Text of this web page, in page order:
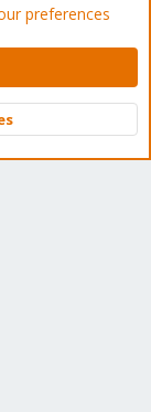
Home
Ltd.
Top
preferences